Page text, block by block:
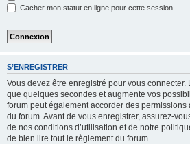
Cacher mon statut en ligne pour cette session
S’ENREGISTRER
Vous devez être enregistré pour vous connecter.
que quelques secondes et augmente vos
forum peut également accorder des
du forum. Avant de vous enregistrer, assurez-
de nos conditions d’utilisation et de notre
de bien lire tout le règlement du forum.